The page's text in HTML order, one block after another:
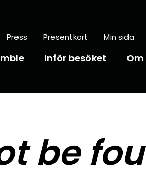
Press Presentkort Min sida
Inför besöket
be